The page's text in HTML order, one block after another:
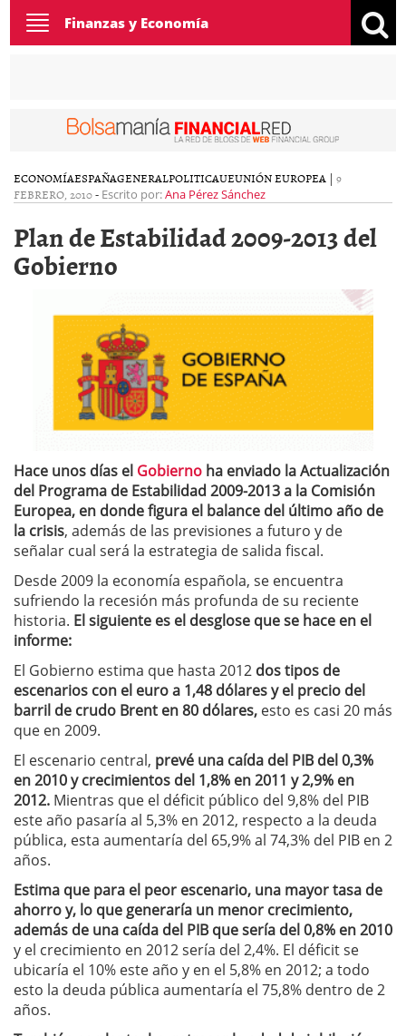
Toggle
navigation
Finanzas y Economía
ECONOMÍAESPAÑAGENERALPOLITICAUEUNIÓN EUROPEA | 9
FEBRERO, 2010- Escrito por:Ana Pérez Sánchez
Plan de Estabilidad 2009-2013 del
Gobierno
Hace unos días el Gobierno ha enviado la Actualización
del Programa de Estabilidad 2009-2013 a la Comisión
Europea, en donde figura el balance del último año de
la crisis, además de las previsiones a futuro y de
señalar cual será la estrategia de salida fiscal.
Desde 2009 la economía española, se encuentra
sufriendo la recesión más profunda de su reciente
historia. El siguiente es el desglose que se hace en el
informe:
El Gobierno estima que hasta 2012 dos tipos de
escenarios con el euro a 1,48 dólares y el precio del
barril de crudo Brent en 80 dólares, esto es casi 20 más
que en 2009.
El escenario central, prevé una caída del PIB del 0,3%
en 2010 y crecimientos del 1,8% en 2011 y 2,9% en
2012. Mientras que el déficit público del 9,8% del PIB
este año pasaría al 5,3% en 2012, respecto a la deuda
pública, esta aumentaría del 65,9% al 74,3% del PIB en 2
años.
Estima que para el peor escenario, una mayor tasa de
ahorro y, lo que generaría un menor crecimiento,
además de una caída del PIB que sería del 0,8% en 2010
y el crecimiento en 2012 sería del 2,4%. El déficit se
ubicaría el 10% este año y en el 5,8% en 2012; a todo
esto la deuda pública aumentaría el 75,8% dentro de 2
años.